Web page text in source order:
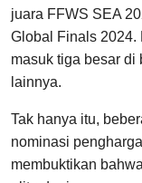
juara FFWS SEA
Global Finals 2024.
masuk tiga besar di
lainnya.
Tak hanya itu,
nominasi
membuktikan